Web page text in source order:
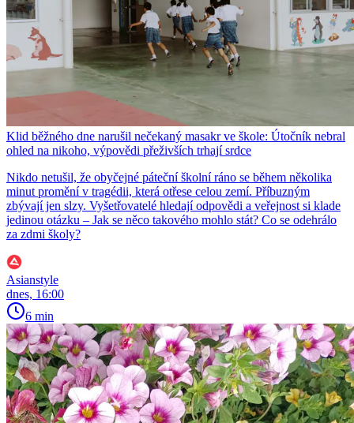
Klid běžného dne narušil nečekaný masakr ve škole: Útočník nebral
ohled na nikoho, výpovědi přeživších trhají srdce
Nikdo netušil, že obyčejné páteční školní ráno se během několika
minut promění v tragédii, která otřese celou zemí. Příbuzným
zbývají jen slzy. Vyšetřovatelé hledají odpovědi a veřejnost si klade
jedinou otázku – Jak se něco takového mohlo stát? Co se odehrálo
za zdmi školy?
Asianstyle
dnes, 16:00
6 min